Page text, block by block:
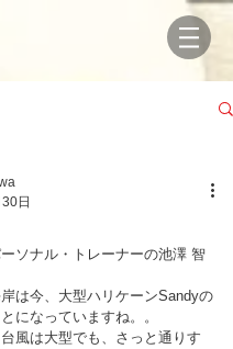
日
ソナル・トレーナーの池澤 智
は今、大型ハリケーンSandyの
になっていますね。。
風は大型でも、さっと通りす